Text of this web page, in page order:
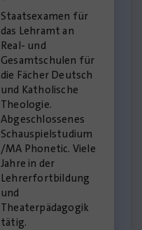
Staatsexamen für
das Lehramt an
Real- und
Gesamtschulen für
die Fächer Deutsch
und Katholische
Theologie.
Abgeschlossenes
Schauspielstudium
/MA Phonetic. Viele
Jahre in der
Lehrerfortbildung
und
Theaterpädagogik
tätig.